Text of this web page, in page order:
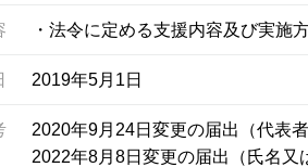
・法令に定める支援内容及び実施
2019年5月1日
2020年9月24日変更の届出（代表者
2022年8月8日変更の届出（氏名又